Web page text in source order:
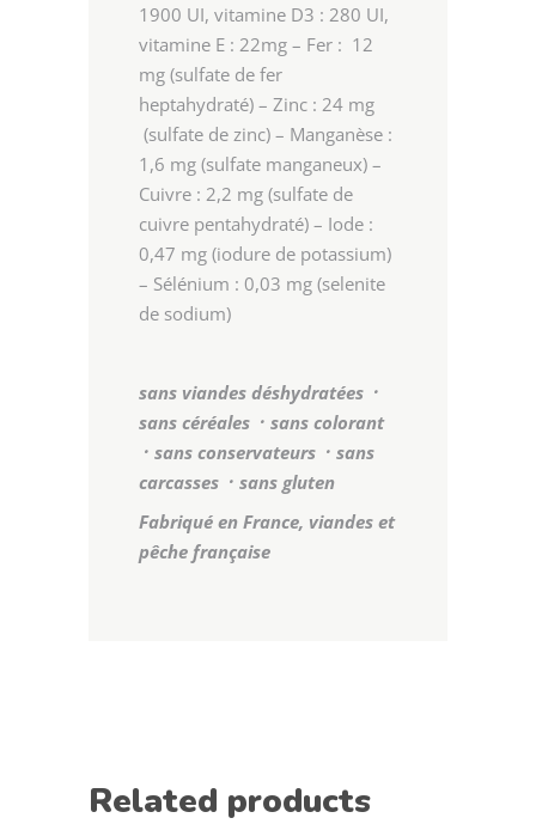
1900 UI, vitamine D3 : 280 UI,
vitamine E : 22mg – Fer : 12
mg (sulfate de fer
heptahydraté) – Zinc : 24 mg
(sulfate de zinc) – Manganèse :
1,6 mg (sulfate manganeux) –
Cuivre : 2,2 mg (sulfate de
cuivre pentahydraté) – Iode :
0,47 mg (iodure de potassium)
– Sélénium : 0,03 mg (selenite
de sodium)
sans viandes déshydratées ᛫
sans céréales ᛫ sans colorant
᛫ sans conservateurs ᛫ sans
carcasses ᛫ sans gluten
Fabriqué en France, viandes et
pêche française
Related products